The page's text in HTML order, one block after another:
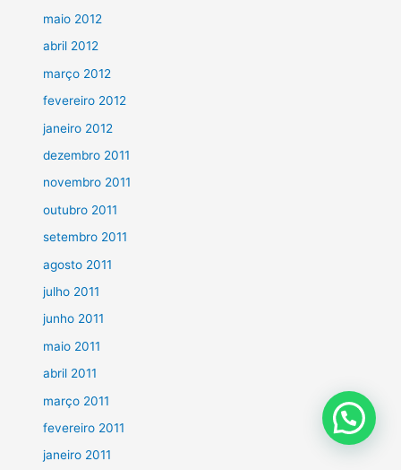
maio 2012
abril 2012
março 2012
fevereiro 2012
janeiro 2012
dezembro 2011
novembro 2011
outubro 2011
setembro 2011
agosto 2011
julho 2011
junho 2011
maio 2011
abril 2011
março 2011
fevereiro 2011
janeiro 2011